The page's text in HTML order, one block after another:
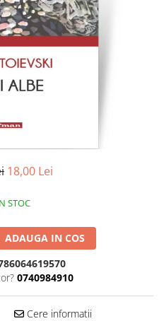
18,00 Lei
STOC
ADAUGA IN COS
0740984910
Cere informatii